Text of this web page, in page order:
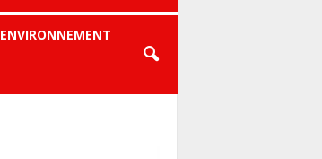
ENVIRONNEMENT